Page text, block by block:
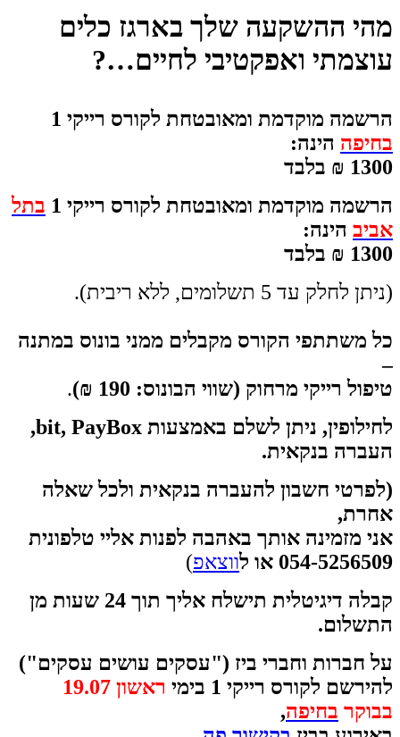
מהי ההשקעה שלך בארגז כלים
עוצמתי ואפקטיבי לחיים…?
הרשמה מוקדמת ומאובטחת לקורס רייקי 1
בחיפה הינה:
1300 ₪ בלבד
הרשמה מוקדמת ומאובטחת לקורס רייקי 1
בתל
אביב הינה:
1300 ₪ בלבד
(ניתן לחלק עד 5 תשלומים, ללא ריבית).
כל משתתפי הקורס מקבלים ממני בונוס במתנה
–
טיפול רייקי מרחוק (שווי הבונוס: 190 ₪)
.
לחילופין, ניתן לשלם באמצעות bit, PayBox,
העברה בנקאית.
(לפרטי חשבון להעברה בנקאית ולכל שאלה
אחרת,
אני מזמינה אותך באהבה לפנות אליי טלפונית
054-5256509 או ל
ווצאפ)
קבלה דיגיטלית תישלח אליך תוך 24 שעות מן
התשלום.
על חברות וחברי ביז ("עסקים עושים עסקים")
להירשם לקורס רייקי 1 בימי
ראשון 19.07
בבוקר בחיפה,